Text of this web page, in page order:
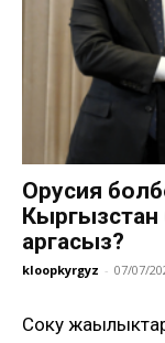
Орусия
Кыргызстан
аргасыз?
kloopkyrgyz - 07/07/
Соңку